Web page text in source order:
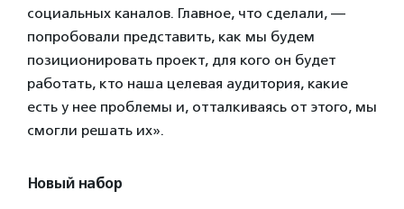
социальных каналов. Главное, что сделали, —
попробовали представить, как мы будем
позиционировать проект, для кого он будет
работать, кто наша целевая аудитория, какие
есть у нее проблемы и, отталкиваясь от этого, мы
смогли решать их».
Новый набор